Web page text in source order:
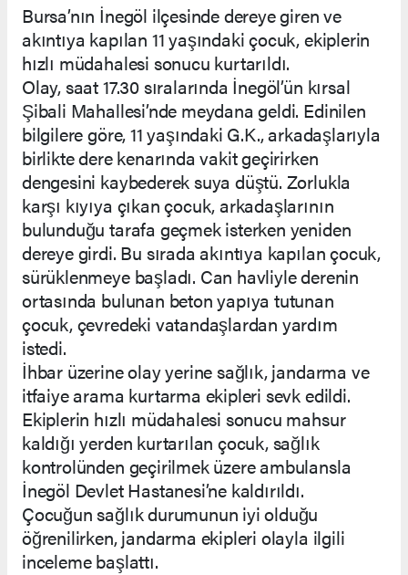
Bursa’nın İnegöl ilçesinde dereye giren ve
akıntıya kapılan 11 yaşındaki çocuk, ekiplerin
hızlı müdahalesi sonucu kurtarıldı.
Olay, saat 17.30 sıralarında İnegöl’ün kırsal
Şibali Mahallesi’nde meydana geldi. Edinilen
bilgilere göre, 11 yaşındaki G.K., arkadaşlarıyla
birlikte dere kenarında vakit geçirirken
dengesini kaybederek suya düştü. Zorlukla
karşı kıyıya çıkan çocuk, arkadaşlarının
bulunduğu tarafa geçmek isterken yeniden
dereye girdi. Bu sırada akıntıya kapılan çocuk,
sürüklenmeye başladı. Can havliyle derenin
ortasında bulunan beton yapıya tutunan
çocuk, çevredeki vatandaşlardan yardım
istedi.
İhbar üzerine olay yerine sağlık, jandarma ve
itfaiye arama kurtarma ekipleri sevk edildi.
Ekiplerin hızlı müdahalesi sonucu mahsur
kaldığı yerden kurtarılan çocuk, sağlık
kontrolünden geçirilmek üzere ambulansla
İnegöl Devlet Hastanesi’ne kaldırıldı.
Çocuğun sağlık durumunun iyi olduğu
öğrenilirken, jandarma ekipleri olayla ilgili
inceleme başlattı.